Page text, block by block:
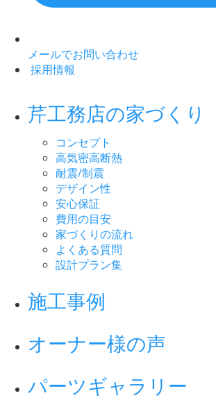
メールでお問い合わせ
採用情報
芹工務店の家づくり
コンセプト
高気密高断熱
耐震/制震
デザイン性
安心保証
費用の目安
家づくりの流れ
よくある質問
設計プラン集
施工事例
オーナー様の声
パーツギャラリー